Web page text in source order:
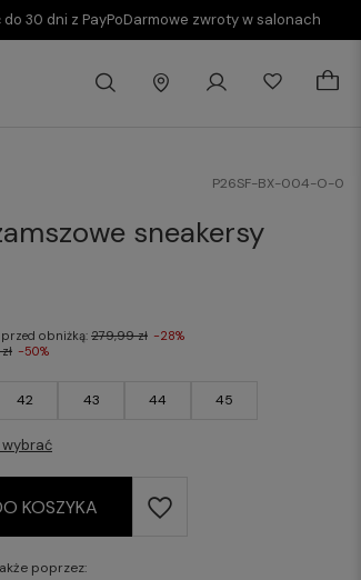
30 dni z PayPoDarmowe zwroty w salonach
P26SF-BX-004-O-0
sneakersy
42 43 44 45
wybrać
obniżką:279,99 zł -28%
-50%
KOSZYKA
poprzez: